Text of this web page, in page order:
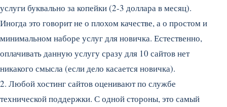
услуги буквально за копейки (2-3 доллара в месяц).
Иногда это говорит не о плохом качестве, а о простом и
минимальном наборе услуг для новичка. Естественно,
оплачивать данную услугу сразу для 10 сайтов нет
никакого смысла (если дело касается новичка).
2. Любой хостинг сайтов оценивают по службе
технической поддержки. С одной стороны, это самый